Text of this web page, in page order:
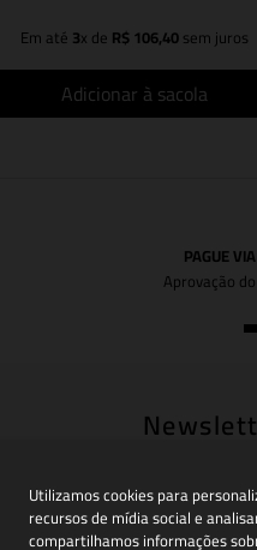
Utilizamos cookies para
recursos de mídia social e
compartilhamos informações
Em até 3x de R$106,40sem juros
Adicionar à sacola
PAGUE
Aprovação
novidades,